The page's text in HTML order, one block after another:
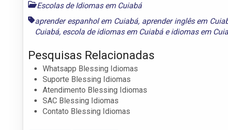
Escolas de Idiomas em Cuiabá
aprender espanhol em Cuiabá, aprender inglês em
Cuiabá, escola de idiomas em Cuiabáeidiomas em
Pesquisas Relacionadas
Whatsapp Blessing Idiomas
Suporte Blessing Idiomas
Atendimento Blessing Idiomas
SAC Blessing Idiomas
Contato Blessing Idiomas